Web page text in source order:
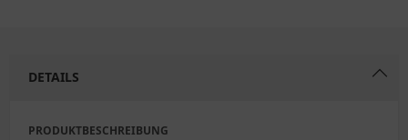
DETAILS
PRODUKTBESCHREIBUNG